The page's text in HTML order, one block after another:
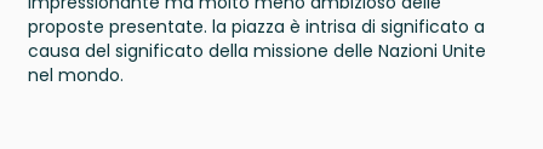
proposte presentate. la piazza è intrisa di significato a
causa del significato della missione delle Nazioni Unite
nel mondo.